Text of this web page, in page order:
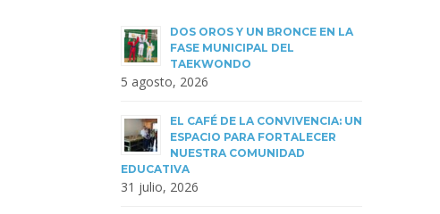
DOS OROS Y UN BRONCE EN LA
FASE MUNICIPAL DEL
TAEKWONDO
5 agosto, 2026
EL CAFÉ DE LA CONVIVENCIA: UN
ESPACIO PARA FORTALECER
NUESTRA COMUNIDAD
EDUCATIVA
31 julio, 2026